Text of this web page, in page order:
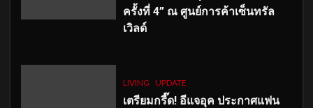
ครั้งที่ 4” ณ ศูนย์การค้าเซ็นทรัล
เวิลด์
LIVING UPDATE
เตรียมกรี๊ด! อีแจอุค ประกาศแฟน